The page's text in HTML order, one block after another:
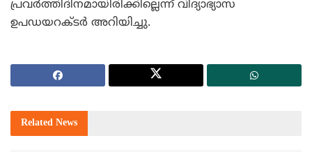
പ്രവര്‍ത്തിദിനമായിരിക്കില്ലെന്ന് വിദ്യാഭ്യാസ
ഉപഡയറക്ടര്‍ അറിയിച്ചു.
Related News